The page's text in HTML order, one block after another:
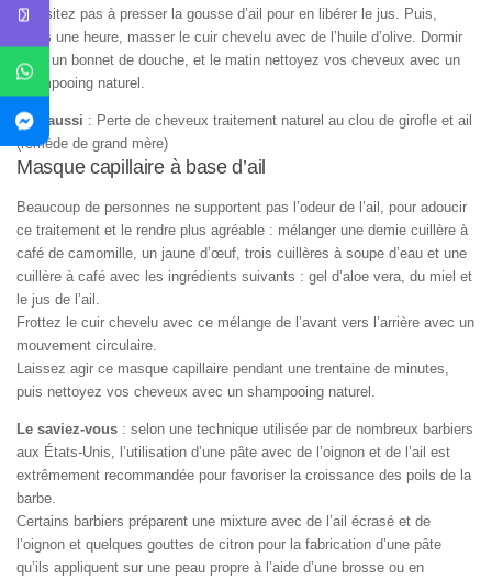
N’hésitez pas à presser la gousse d’ail pour en libérer le jus. Puis,
après une heure, masser le cuir chevelu avec de l’huile d’olive. Dormir
avec un bonnet de douche, et le matin nettoyez vos cheveux avec un
shampooing naturel.
Lire aussi : Perte de cheveux traitement naturel au clou de girofle et ail
(remède de grand mère)
Masque capillaire à base d’ail
Beaucoup de personnes ne supportent pas l’odeur de l’ail, pour adoucir
ce traitement et le rendre plus agréable : mélanger une demie cuillère à
café de camomille, un jaune d’œuf, trois cuillères à soupe d’eau et une
cuillère à café avec les ingrédients suivants : gel d’aloe vera, du miel et
le jus de l’ail.
Frottez le cuir chevelu avec ce mélange de l’avant vers l’arrière avec un
mouvement circulaire.
Laissez agir ce masque capillaire pendant une trentaine de minutes,
puis nettoyez vos cheveux avec un shampooing naturel.
Le saviez-vous : selon une technique utilisée par de nombreux barbiers
aux États-Unis, l’utilisation d’une pâte avec de l’oignon et de l’ail est
extrêmement recommandée pour favoriser la croissance des poils de la
barbe.
Certains barbiers préparent une mixture avec de l’ail écrasé et de
l’oignon et quelques gouttes de citron pour la fabrication d’une pâte
qu’ils appliquent sur une peau propre à l’aide d’une brosse ou en